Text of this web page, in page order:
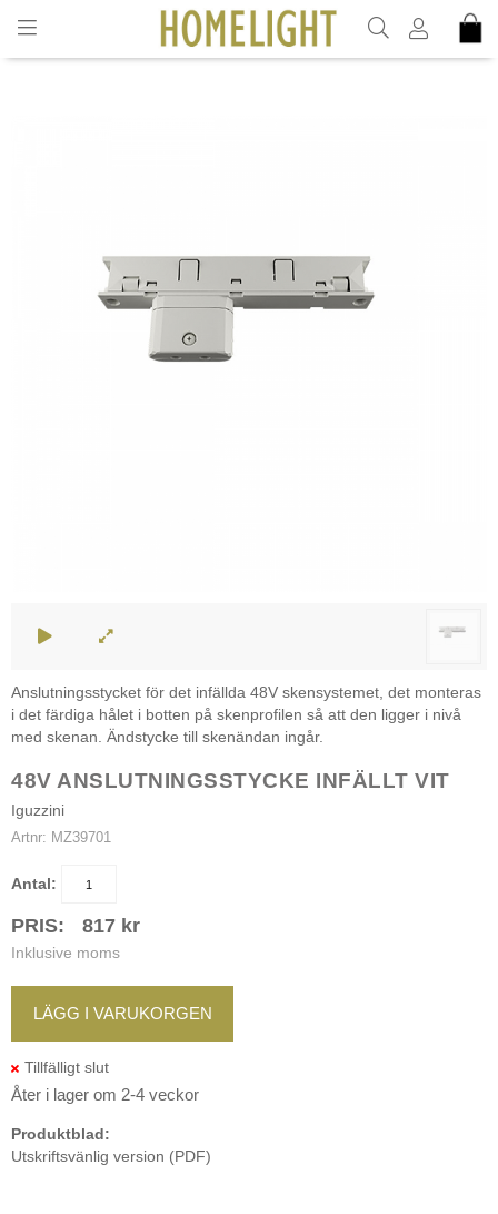
INKL. MOMS
Anslutningsstycket för det infällda 48V skensystemet, det monteras
i det färdiga hålet i botten på skenprofilen så att den ligger i nivå
med skenan. Ändstycke till skenändan ingår.
48V ANSLUTNINGSSTYCKE INFÄLLT VIT
Iguzzini
Artnr: MZ39701
Antal:
PRIS: 817 kr
Inklusive moms
LÄGG I VARUKORGEN
Åter i lager om 2-4 veckor
Produktblad:
Utskriftsvänlig version (PDF)